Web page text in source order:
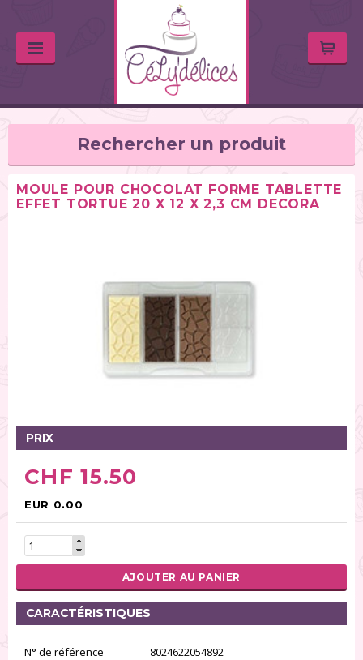
Rechercher un produit
Moules (391)
Poches à douille et bouteilles (62)
Spatules / ustensiles (90)
Tables tournantes (5)
Rouleaux (18)
Emporte-pièces (167)
Bordures à gâteaux (35)
Outils pour pâte à sucre (86)
Presses à textures (26)
RÉINITIALISER LA RECHERCHE
MOULE POUR CHOCOLAT FORME TABLETTE
EFFET TORTUE 20 X 12 X 2,3 CM DECORA
PRIX
CHF 15.50
EUR 0.00
AJOUTER AU PANIER
CARACTÉRISTIQUES
N° de référence
8024622054892